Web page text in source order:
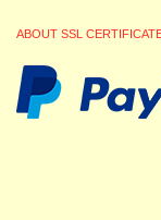
ABOUT SSL